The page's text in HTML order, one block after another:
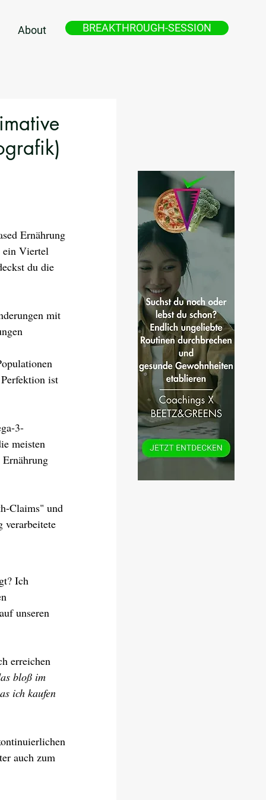
About BREAKTHROUGH-SESSION
Ernährung
ein Viertel
du die
mit
ist
3-
meisten
Ernährung
Claims" und
verarbeitete
Ich
unseren
erreichen
bloß im
ich kaufen
auch zum